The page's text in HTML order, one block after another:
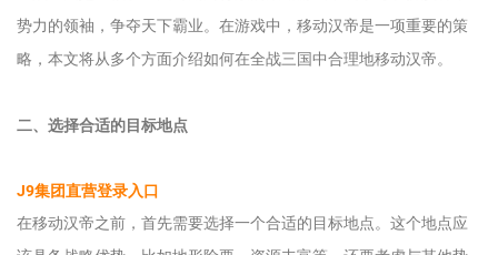
势力的领袖，争夺天下霸业。在游戏中，移动汉帝是一项重要的策
略，本文将从多个方面介绍如何在全战三国中合理地移动汉帝。
二、选择合适的目标地点
J9集团直营登录入口
在移动汉帝之前，首先需要选择一个合适的目标地点。这个地点应